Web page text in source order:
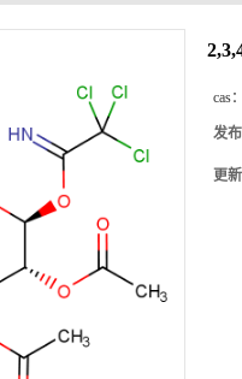
cas：
发布
更新